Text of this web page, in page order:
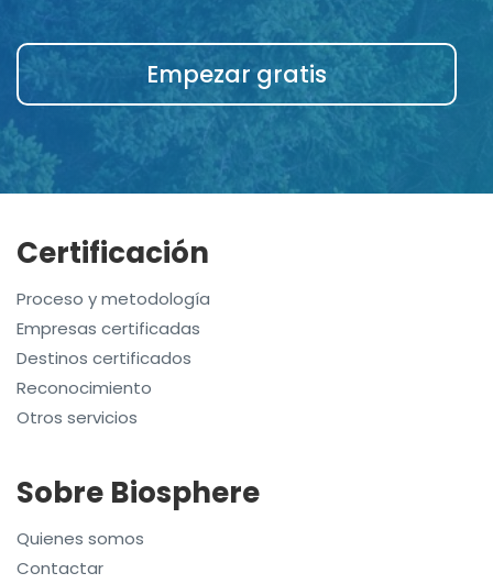
Empezar gratis
Certificación
Proceso y metodología
Empresas certificadas
Destinos certificados
Reconocimiento
Otros servicios
Sobre Biosphere
Quienes somos
Contactar